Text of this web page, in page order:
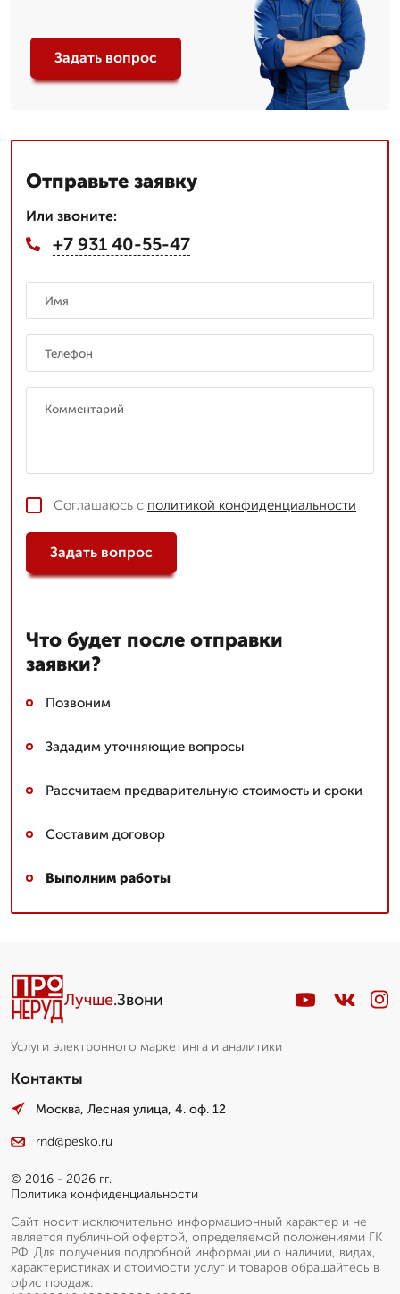
Задать вопрос
Отправьте заявку
Или звоните:
+7 931 40-55-47
Соглашаюсь с политикой конфиденциальности
Задать вопрос
Что будет после отправки
заявки?
Позвоним
Зададим уточняющие вопросы
Рассчитаем предварительную стоимость и сроки
Составим договор
Выполним работы
Лучше.Звони
Услуги электронного маркетинга и аналитики
Контакты
Москва, Лесная улица, 4. оф. 12
rnd@pesko.ru
© 2016 - 2026 гг.
Политика конфиденциальности
Сайт носит исключительно информационный характер и не
является публичной офертой, определяемой положениями ГК
РФ. Для получения подробной информации о наличии, видах,
характеристиках и стоимости услуг и товаров обращайтесь в
офис продаж.